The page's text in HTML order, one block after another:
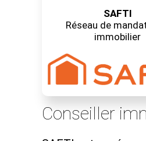
SAFTI
Réseau de
immobilier
Conseiller